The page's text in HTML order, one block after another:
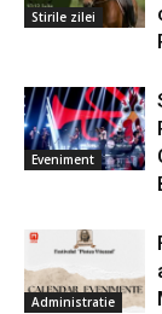
Stirile zilei
Eveniment
Administratie